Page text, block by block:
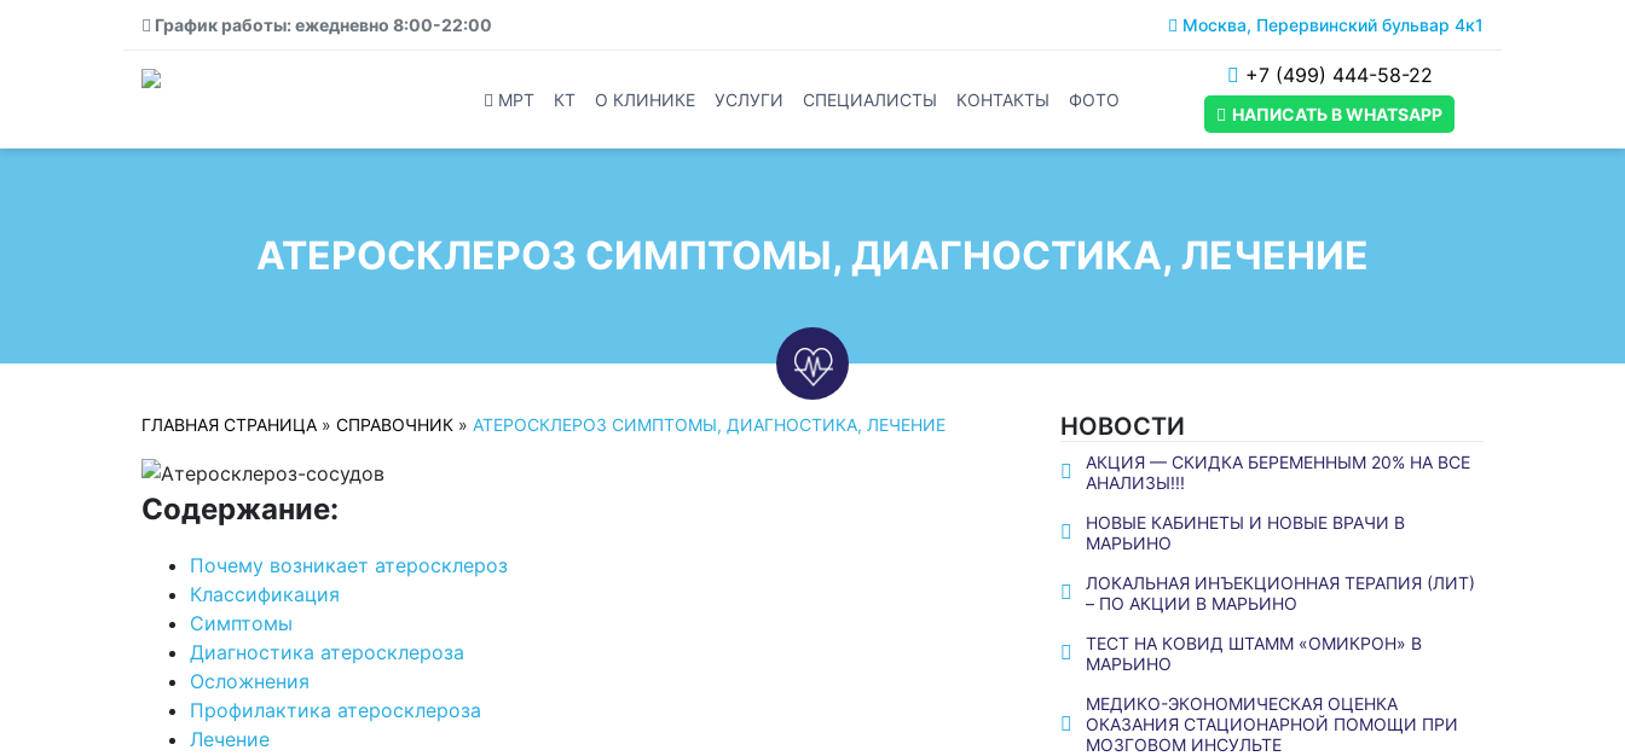
График работы: ежедневно 8:00-22:00 Москва, Перервинский бульвар 4к1
МРТ КТ О КЛИНИКЕ УСЛУГИ СПЕЦИАЛИСТЫ КОНТАКТЫ ФОТО
+7 (499) 444-58-22
НАПИСАТЬ В WHATSAPP
АТЕРОСКЛЕРОЗ СИМПТОМЫ, ДИАГНОСТИКА, ЛЕЧЕНИЕ
ГЛАВНАЯ СТРАНИЦА » СПРАВОЧНИК » АТЕРОСКЛЕРОЗ СИМПТОМЫ, ДИАГНОСТИКА, ЛЕЧЕНИЕ
Содержание:
Почему возникает атеросклероз
Классификация
Симптомы
Диагностика атеросклероза
Осложнения
Профилактика атеросклероза
Лечение
НОВОСТИ
АКЦИЯ — СКИДКА БЕРЕМЕННЫМ 20% НА ВСЕ
АНАЛИЗЫ!!!
НОВЫЕ КАБИНЕТЫ И НОВЫЕ ВРАЧИ В
МАРЬИНО
ЛОКАЛЬНАЯ ИНЪЕКЦИОННАЯ ТЕРАПИЯ (ЛИТ)
– ПО АКЦИИ В МАРЬИНО
ТЕСТ НА КОВИД ШТАММ «ОМИКРОН» В
МАРЬИНО
МЕДИКО-ЭКОНОМИЧЕСКАЯ ОЦЕНКА
ОКАЗАНИЯ СТАЦИОНАРНОЙ ПОМОЩИ ПРИ
МОЗГОВОМ ИНСУЛЬТЕ